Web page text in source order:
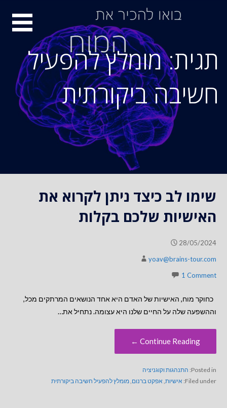
תגית: מומלץ להפעיל
חשיבה ביקורתית
שימו לב כיצד ניתן לקרוא את
האישיות שלכם בקלות
28/05/2024
yoav@brains-tour.com
1 Comment
כחוקר מוח, האישיות של האדם היא אחד הנושאים המרתקים מכל,
וההשפעה שלה על החיים שלנו היא עצומה. נתחיל את…
Continue Reading ←
Posted in: התנהגות וקוגניציה
Filed under: אישיות, אפקט ברנום,מומלץ להפעיל חשיבה ביקורתית